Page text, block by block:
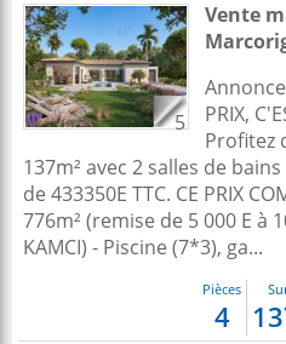
5
Vente
Annonce
PRIX,
Profitez
137m² avec 2 salles de
de 433350E TTC. CE PRIX
776m² (remise de 5 000 E à
KAMCI) - Piscine (7*3), ga...
Pièces
4